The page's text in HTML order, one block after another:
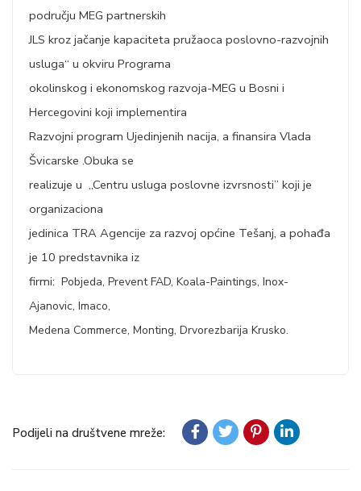
području MEG partnerskih
JLS kroz jačanje kapaciteta pružaoca poslovno-razvojnih
usluga“ u okviru Programa
okolinskog i ekonomskog razvoja-MEG u Bosni i
Hercegovini koji implementira
Razvojni program Ujedinjenih nacija, a finansira Vlada
Švicarske .Obuka se
realizuje u „Centru usluga poslovne izvrsnosti” koji je
organizaciona
jedinica TRA Agencije za razvoj općine Tešanj, a pohađa
je 10 predstavnika iz
firmi: Pobjeda, Prevent FAD, Koala-Paintings, Inox-
Ajanovic, Imaco,
Medena Commerce, Monting, Drvorezbarija Krusko.
Podijeli na društvene mreže: